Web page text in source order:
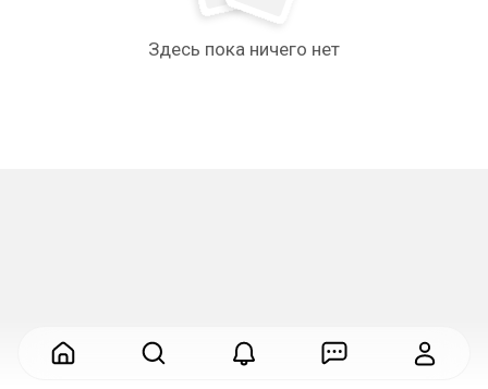
Здесь пока ничего нет